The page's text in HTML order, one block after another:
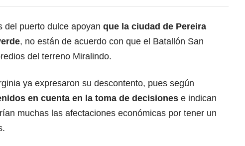
del puerto dulce apoyan que la ciudad de Pereira
, no están de acuerdo con que el Batallón San
del terreno Miralindo.
ya expresaron su descontento, pues según
en cuenta en la toma de decisiones e indican
muchas las afectaciones económicas por tener un